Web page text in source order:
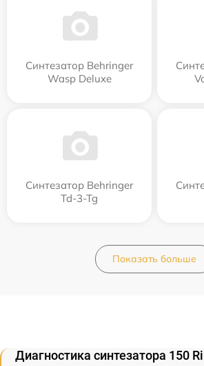
Синтезатор Behringer
Wasp Deluxe
Синтезатор Behringer
Td-3-Tg
Показать больше
Диагностика синтезатора 150